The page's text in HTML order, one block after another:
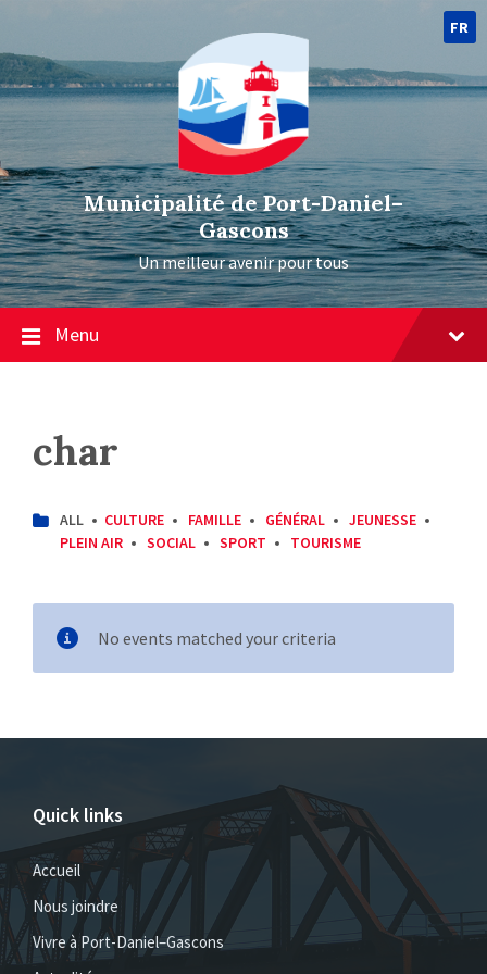
FR
Municipalité de Port-Daniel–
Gascons
Un meilleur avenir pour tous
Menu
char
CATEGORIES:
ALL CULTURE FAMILLE GÉNÉRAL
JEUNESSE
PLEIN AIR
SOCIAL SPORT TOURISME
No events matched your criteria
Quick links
Accueil
Nous joindre
Vivre à Port-Daniel–Gascons